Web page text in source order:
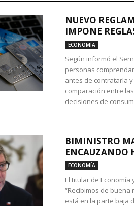
NUEVO
IMPONE
ECONOMÍA
Según informó el
personas
antes de contratarla
comparación entre
decisiones de
BIMINISTRO
ENCAUZANDO
ECONOMÍA
El titular de
“Recibimos de buena
está en la parte baja